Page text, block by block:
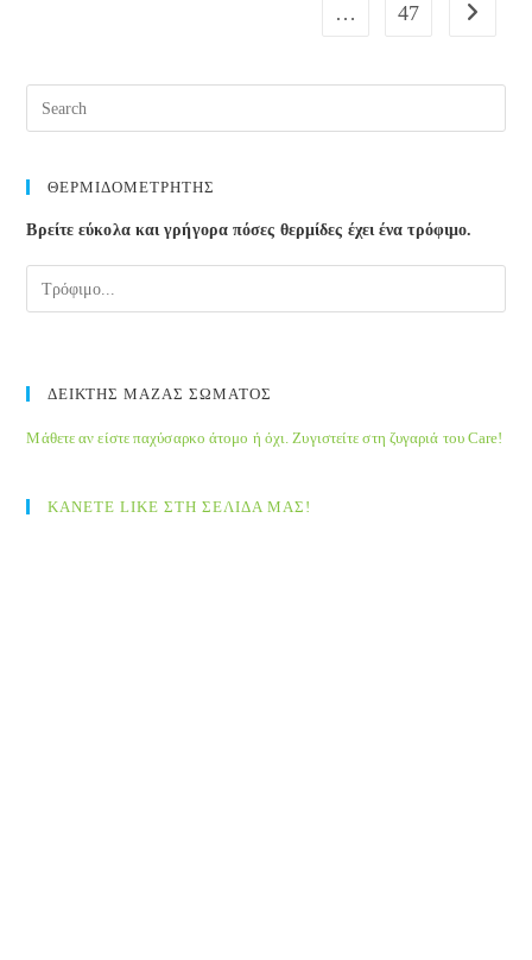
…
47 Go to
ΘΕΡΜΙΔΟΜΕΤΡΗΤΗΣ
Βρείτε εύκολα και γρήγορα πόσες θερμίδες έχει ένα τρόφιμο.
ΔΕΙΚΤΗΣ ΜΑΖΑΣ ΣΩΜΑΤΟΣ
Μάθετε αν είστε παχύσαρκο άτομο ή όχι. Ζυγιστείτε στη ζυγαριά του Care!
ΚΑΝΕΤΕ LIKE ΣΤΗ ΣΕΛΙΔΑ ΜΑΣ!